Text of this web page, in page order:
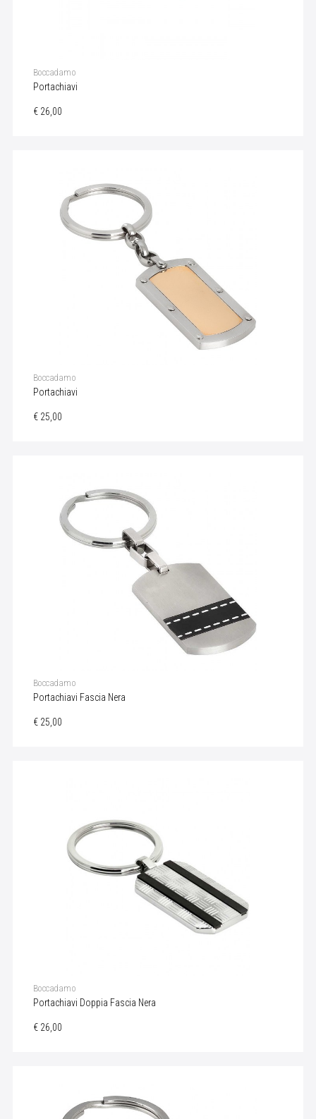
Boccadamo
Portachiavi
€ 26,00
Boccadamo
Portachiavi
€ 25,00
Boccadamo
Portachiavi Fascia Nera
€ 25,00
Boccadamo
Portachiavi Doppia Fascia Nera
€ 26,00